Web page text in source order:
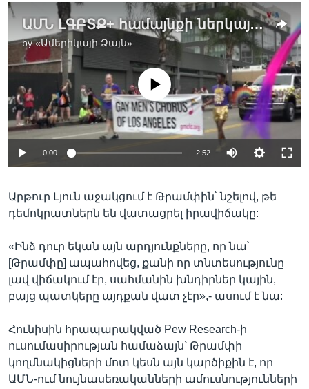
ԱՄՆ ԼԳԲՏՔ+ համայնքի ներկայացուցիչների քվեները կարող են ազդել հատկապես տատանվող յոթ նահանգներում
by«Ամերիկայի Ձայն»
No media source currently available
0:00 2:52
Արթուր Լյուն աջակցում է Թրամփին՝ նշելով, թե
դեմոկրատներն են վատացրել իրավիճակը:
«Ինձ դուր եկան այն արդյունքները, որ նա՝
[Թրամփը] ապահովեց, քանի որ տնտեսությունը
լավ վիճակում էր, սահմանին խնդիրներ կային,
բայց պատկերը այդքան վատ չէր»,- ասում է նա:
Հունիսին հրապարակված Pew Research-ի
ուսումասիրության համաձայն՝ Թրամփի
կողմնակիցների մոտ կեսն այն կարծիքին է, որ
ԱՄՆ-ում նույնասեռականների ամուսնությունների